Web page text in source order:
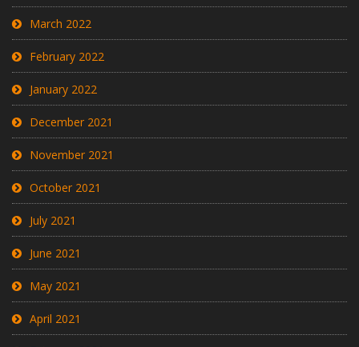
March 2022
February 2022
January 2022
December 2021
November 2021
October 2021
July 2021
June 2021
May 2021
April 2021